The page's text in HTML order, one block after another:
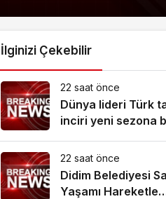
İlginizi Çekebilir
22 saat önce
Dünya lideri Türk
inciri yeni sezona
22 saat önce
Didim Belediyesi
Yaşamı Hareketle